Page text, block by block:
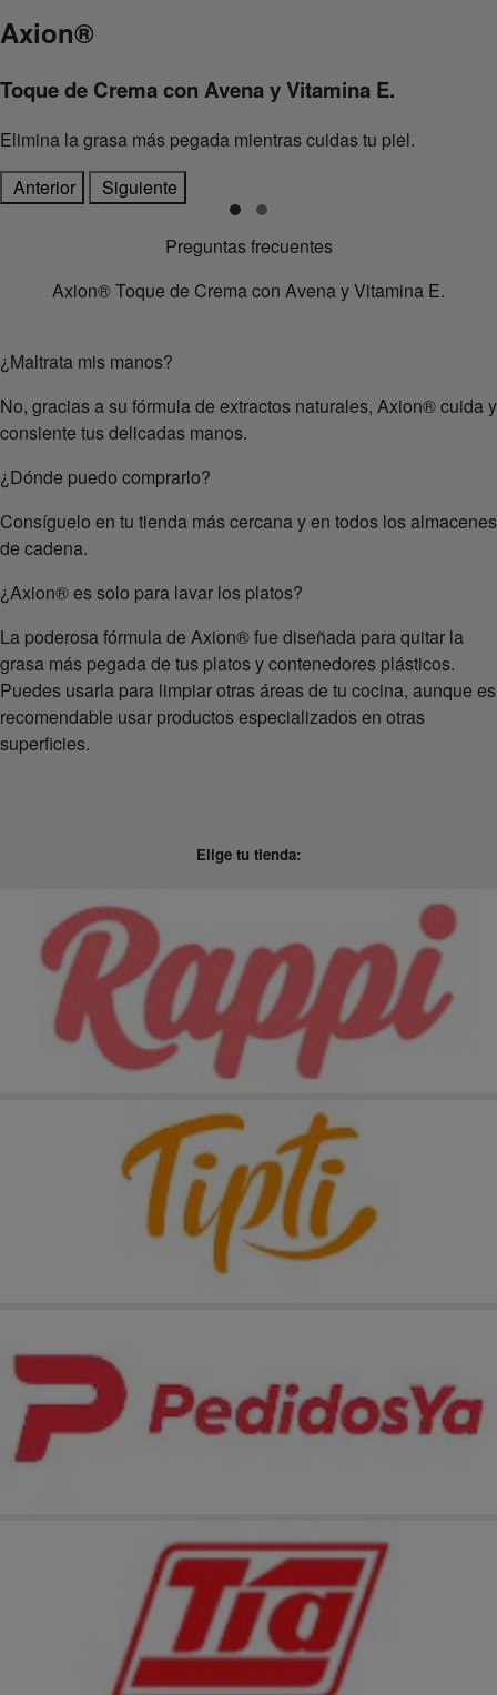
Axion®
Toque de Crema con Avena y Vitamina E.
Elimina la grasa más pegada mientras cuidas tu piel.
Anterior
Siguiente
Preguntas frecuentes
Axion®Toque de Crema con Avena y Vitamina E.
¿Maltrata mis manos?
No, gracias a su fórmula de extractos naturales, Axion®cuida y
consiente tus delicadas manos.
¿Dónde puedo comprarlo?
Consíguelo en tu tienda más cercana y en todos los almacenes
de cadena.
¿Axion®es solo para lavar los platos?
La poderosa fórmula de Axion®fue diseñada para quitar la
grasa más pegada de tus platos y contenedores plásticos.
Puedes usarla para limpiar otras áreas de tu cocina, aunque es
recomendable usar productos especializados en otras
superficies.
Elige tu tienda: